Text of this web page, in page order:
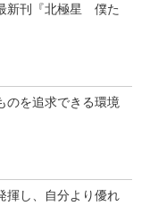
新刊『北極星 僕た
のを追求できる環境
揮し、自分より優れ